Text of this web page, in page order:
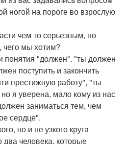
ногой на пороге во взрослую
чем то серьезным, но
чего мы хотим?
понятия "должен". "ты должен
поступить и закончить
престижную работу", "ты
я уверена, мало кому из нас
заниматься тем, чем
сердце".
но и не узкого круга
человека, которые